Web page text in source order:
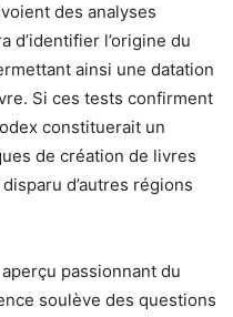
des analyses
d’identifier l’origine du
ainsi une datation
Si ces tests confirment
constituerait un
de création de livres
d’autres régions
passionnant du
soulève des questions